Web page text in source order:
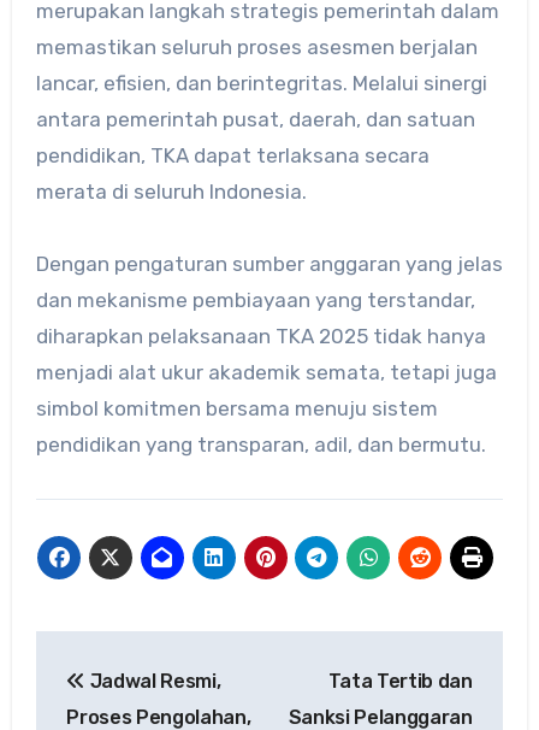
merupakan langkah strategis pemerintah dalam
memastikan seluruh proses asesmen berjalan
lancar, efisien, dan berintegritas. Melalui sinergi
antara pemerintah pusat, daerah, dan satuan
pendidikan, TKA dapat terlaksana secara
merata di seluruh Indonesia.
Dengan pengaturan sumber anggaran yang jelas
dan mekanisme pembiayaan yang terstandar,
diharapkan pelaksanaan TKA 2025 tidak hanya
menjadi alat ukur akademik semata, tetapi juga
simbol komitmen bersama menuju sistem
pendidikan yang transparan, adil, dan bermutu.
pos
Jadwal Resmi,
Proses Pengolahan,
Tata Tertib dan
Sanksi Pelanggaran